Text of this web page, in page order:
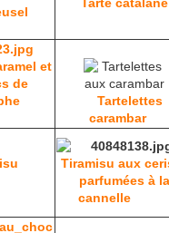
et
de
Tartelettes
carambar
Tiramisu aux
parfumées à la
cannelle